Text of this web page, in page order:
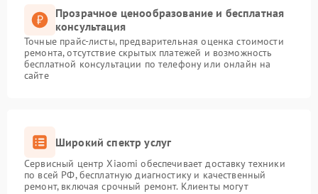
Прозрачное ценообразование и бесплатная
консультация
Точные прайс-листы, предварительная оценка стоимости
ремонта, отсутствие скрытых платежей и возможность
бесплатной консультации по телефону или онлайн на
сайте
Широкий спектр услуг
Сервисный центр Xiaomi обеспечивает доставку техники
по всей РФ, бесплатную диагностику и качественный
ремонт, включая срочный ремонт. Клиенты могут